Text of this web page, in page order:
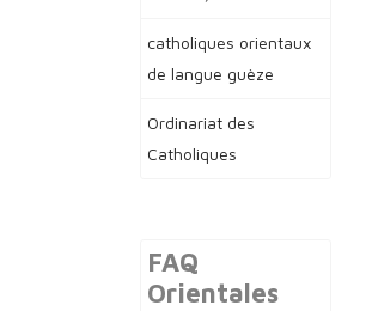
catholiques orientaux
de langue guèze
Ordinariat des
Catholiques
FAQ
Orientales